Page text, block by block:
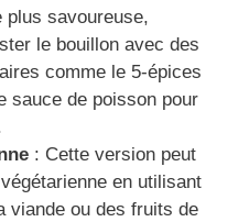
plus savoureuse,
le bouillon avec des
comme le 5-épices
sauce de poisson pour
: Cette version peut
en utilisant
viande ou des fruits de